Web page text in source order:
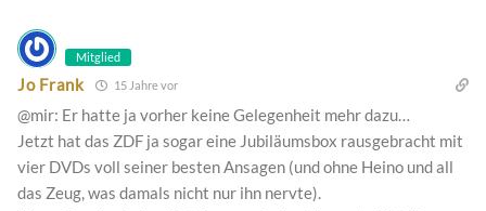
Mitglied
Jo Frank 15 Jahre vor
@mir: Er hatte ja vorher keine Gelegenheit mehr dazu…
Jetzt hat das ZDF ja sogar eine Jubiläumsbox rausgebracht mit
vier DVDs voll seiner besten Ansagen (und ohne Heino und all
das Zeug, was damals nicht nur ihn nervte).